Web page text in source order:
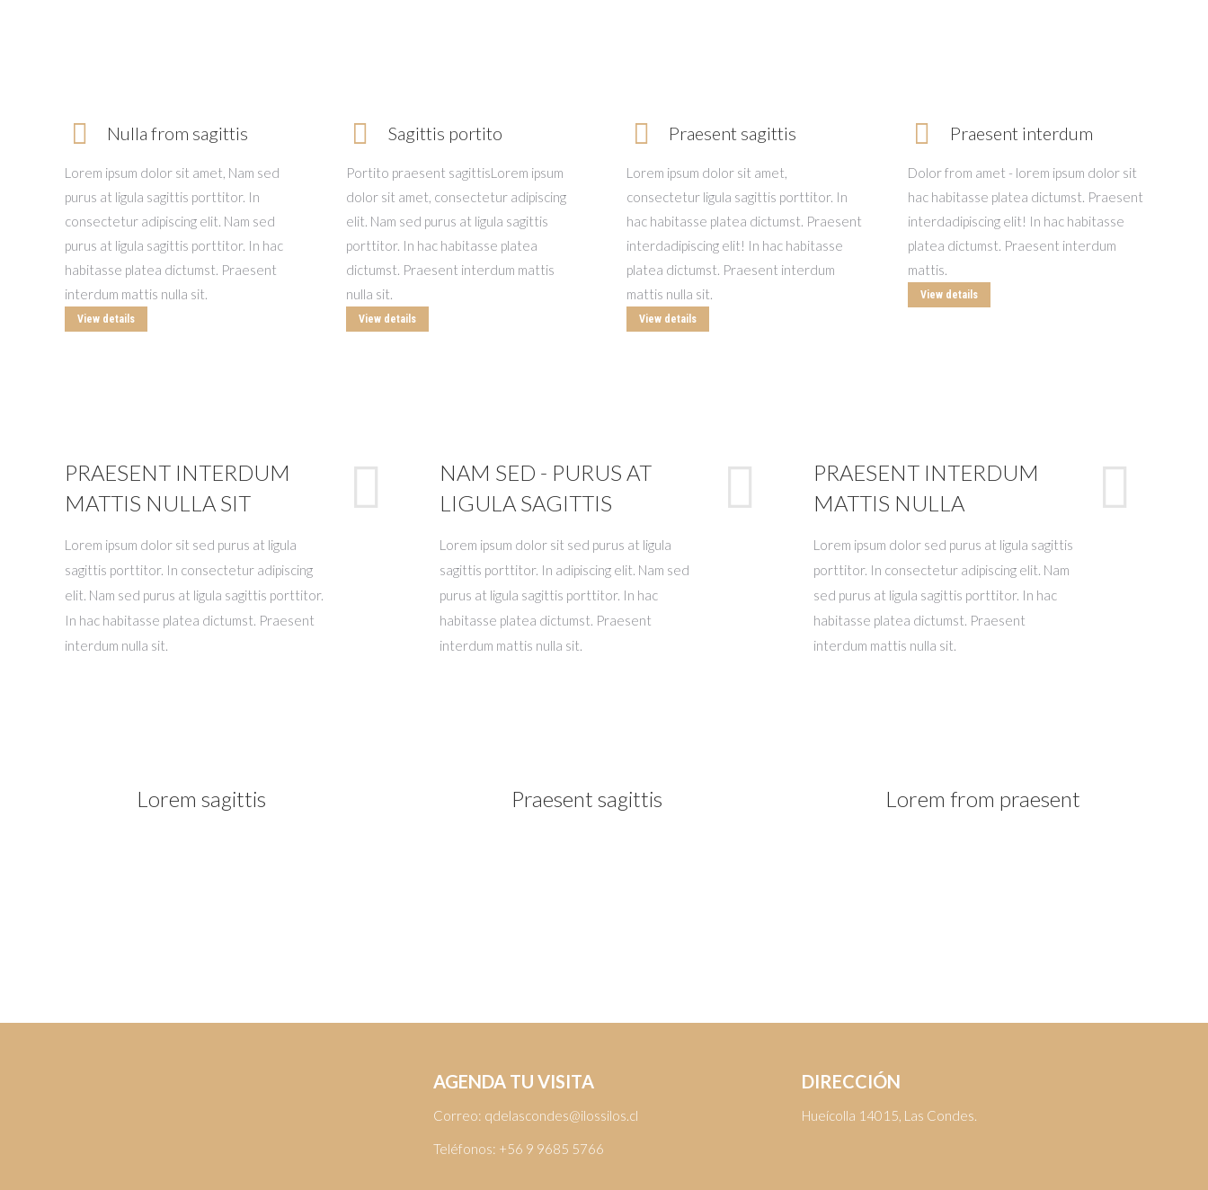
Nulla from sagittis
Lorem ipsum dolor sit amet, Nam sed
purus at ligula sagittis porttitor. In
consectetur adipiscing elit. Nam sed
purus at ligula sagittis porttitor. In hac
habitasse platea dictumst. Praesent
interdum mattis nulla sit.
View details
Sagittis portito
Portito praesent sagittisLorem ipsum
dolor sit amet, consectetur adipiscing
elit. Nam sed purus at ligula sagittis
porttitor. In hac habitasse platea
dictumst. Praesent interdum mattis
nulla sit.
View details
Praesent sagittis
Lorem ipsum dolor sit amet,
consectetur ligula sagittis porttitor. In
hac habitasse platea dictumst. Praesent
interdadipiscing elit! In hac habitasse
platea dictumst. Praesent interdum
mattis nulla sit.
View details
Praesent interdum
Dolor from amet - lorem ipsum dolor sit
hac habitasse platea dictumst. Praesent
interdadipiscing elit! In hac habitasse
platea dictumst. Praesent interdum
mattis.
View details
PRAESENT INTERDUM
MATTIS NULLA SIT
Lorem ipsum dolor sit sed purus at ligula
sagittis porttitor. In consectetur adipiscing
elit. Nam sed purus at ligula sagittis porttitor.
In hac habitasse platea dictumst. Praesent
interdum nulla sit.
NAM SED - PURUS AT
LIGULA SAGITTIS
Lorem ipsum dolor sit sed purus at ligula
sagittis porttitor. In adipiscing elit. Nam sed
purus at ligula sagittis porttitor. In hac
habitasse platea dictumst. Praesent
interdum mattis nulla sit.
PRAESENT INTERDUM
MATTIS NULLA
Lorem ipsum dolor sed purus at ligula sagittis
porttitor. In consectetur adipiscing elit. Nam
sed purus at ligula sagittis porttitor. In hac
habitasse platea dictumst. Praesent
interdum mattis nulla sit.
Lorem sagittis Praesent sagittis Lorem from praesent
AGENDA TU VISITA
Correo: qdelascondes@ilossilos.cl
Teléfonos: +56 9 9685 5766
DIRECCIÓN
Hueícolla 14015, Las Condes.